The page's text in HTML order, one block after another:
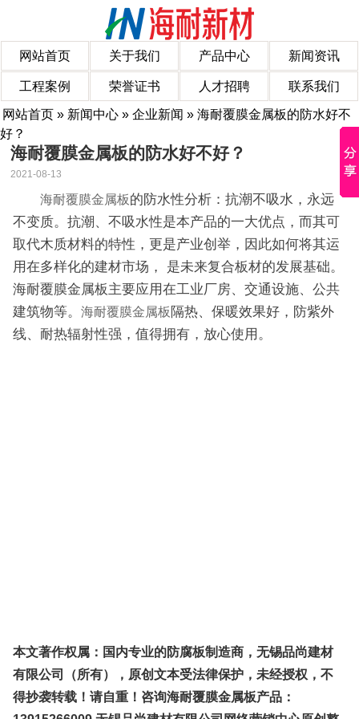
网站首页 关于我们 产品中心 新闻资讯
工程案例 荣誉证书 人才招聘 联系我们
网站首页 » 新闻中心 » 企业新闻 » 海耐覆膜金属板的防水好不
好？
海耐覆膜金属板的防水好不好？
2021-08-13
海耐覆膜金属板的防水性分析：抗潮不吸水，永远
不变质。抗潮、不吸水性是本产品的一大优点，而其可
取代木质材料的特性，更是产业创举，因此如何将其运
用在多样化的建材市场， 是未来复合板材的发展基础。
海耐覆膜金属板主要应用在工业厂房、交通设施、公共
建筑物等。海耐覆膜金属板 隔热、保暖效果好，防紫外
线、耐热辐射性强，值得拥有，放心使用。
本文著作权属：国内专业的防腐板制造商，无锡品尚建材
有限公司（所有），原创文本受法律保护，未经授权，不
得抄袭转载！请自重！咨询海耐覆膜金属板产品：